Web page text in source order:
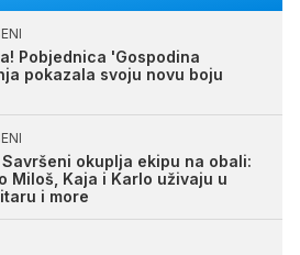
Pobjednica 'Gospodina
pokazala svoju novu boju
okuplja ekipu na obali:
Miloš, Kaja i Karlo uživaju u
i more